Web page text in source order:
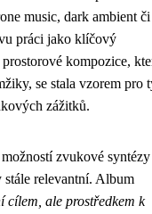
music, dark ambient či
práci jako klíčový
kompozice,
se stala vzorem pro
zážitků.
zvukové syntézy
stále relevantní. Album
cílem, ale prostředkem k